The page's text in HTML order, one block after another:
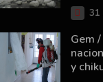
31
Gem
y